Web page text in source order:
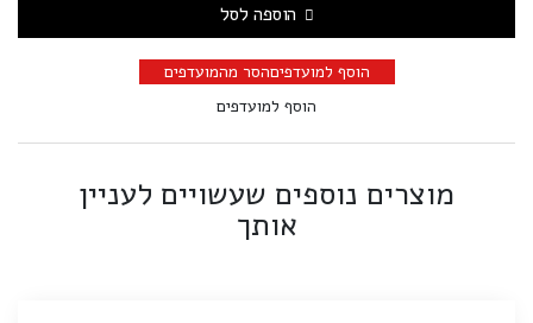
הוספה לסל
הוסף למועדפיםהסר מהמועדפים
הוסף למועדפים
מוצרים נוספים שעשויים לעניין
אותך